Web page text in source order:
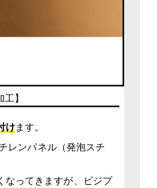
】
けます。
レンパネル（発泡スチ
なってきますが、ビジプ